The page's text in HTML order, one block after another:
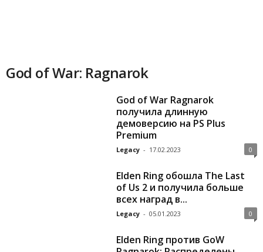
God of War: Ragnarok
God of War Ragnarok
получила длинную
демоверсию на PS Plus
Premium
Legacy - 17.02.2023 0
Elden Ring обошла The Last
of Us 2 и получила больше
всех наград в...
Legacy - 05.01.2023 0
Elden Ring против GoW